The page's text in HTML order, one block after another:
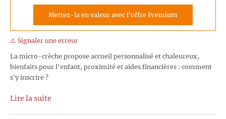
Mettez-la en valeur avec l'offre Premium
⚠️ Signaler une erreur
La micro-crèche propose accueil personnalisé et chaleureux,
bienfaits pour l’enfant, proximité et aides financières : comment
s'y inscrire ?
Lire la suite